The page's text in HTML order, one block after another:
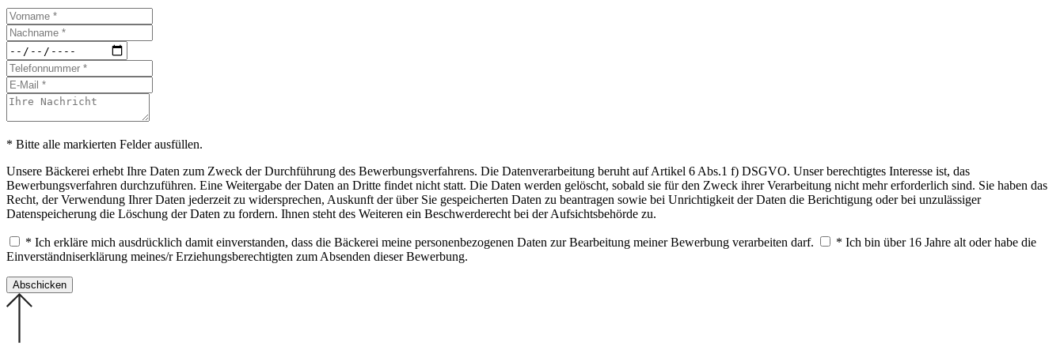
* Bitte alle markierten Felder ausfüllen.
Unsere Bäckerei erhebt Ihre Daten zum Zweck der Durchführung des Bewerbungsverfahrens. Die Datenverarbeitung beruht auf Artikel 6 Abs.1 f) DSGVO. Unser berechtigtes Interesse ist, das
Bewerbungsverfahren durchzuführen. Eine Weitergabe der Daten an Dritte findet nicht statt. Die Daten werden gelöscht, sobald sie für den Zweck ihrer Verarbeitung nicht mehr erforderlich sind. Sie haben das
Recht, der Verwendung Ihrer Daten jederzeit zu widersprechen, Auskunft der über Sie gespeicherten Daten zu beantragen sowie bei Unrichtigkeit der Daten die Berichtigung oder bei unzulässiger
Datenspeicherung die Löschung der Daten zu fordern. Ihnen steht des Weiteren ein Beschwerderecht bei der Aufsichtsbehörde zu.
* Ich erkläre mich ausdrücklich damit einverstanden, dass die Bäckerei meine personenbezogenen Daten zur Bearbeitung meiner Bewerbung verarbeiten darf.
* Ich bin über 16 Jahre alt oder habe die
Einverständniserklärung meines/r Erziehungsberechtigten zum Absenden dieser Bewerbung.